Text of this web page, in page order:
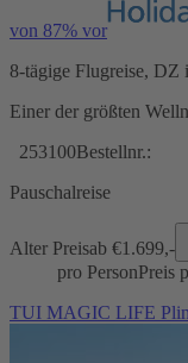
von 87% vor
8-tägige Flugreise, DZ
Einer der größten
253100Bestellnr.:
Pauschalreise
Alter Preisab €1.699,-
pro PersonPreis
TUI MAGIC LIFE